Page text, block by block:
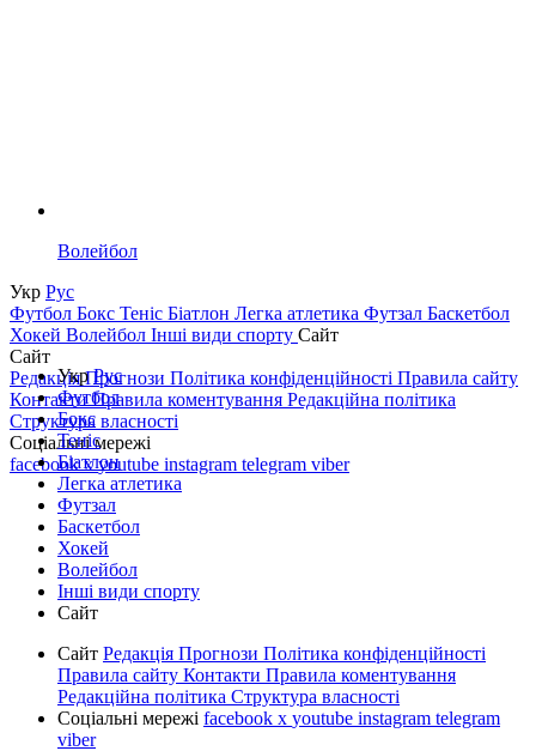
Волейбол
Укр Рус
Футбол Бокс Теніс Біатлон Легка атлетика Футзал Баскетбол
Хокей Волейбол Інші види спорту Сайт
Сайт
РедакціяПрогнози Політика конфіденційності Правила сайту
КонтактиПравила коментування Редакційна політика
Структура власності
Соціальні мережі
facebookxyoutube instagram telegram viber
УкрРус
Футбол
Бокс
Теніс
Біатлон
Легка атлетика
Футзал
Баскетбол
Хокей
Волейбол
Інші види спорту
Сайт
Сайт Редакція Прогнози Політика конфіденційності
Правила сайту Контакти Правила коментування
Редакційна політика Структура власності
Соціальні мережі facebook x youtube instagram telegram
viber